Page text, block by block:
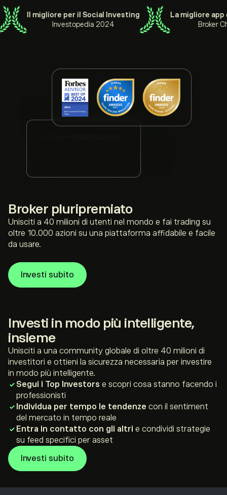
Il migliore per il Social Investing
Investopedia 2024
La migliore app
Broker
broker pluripremiato
Unisciti a 40 milioni di utenti nel mondo e fai trading su
oltre 10.000 azioni su una piattaforma affidabile e facile
da usare.
Investi subito
Investi in modo più intelligente,
insieme
Unisciti a una community globale di oltre 40 milioni di
investitori e ottieni la sicurezza necessaria per investire
in modo più intelligente.
Segui i Top Investors e scopri cosa stanno facendo i
professionisti
Individua per tempo le tendenze con il sentiment
del mercato in tempo reale
Entra in contatto con gli altri e condividi strategie
su feed specifici per asset
Investi subito